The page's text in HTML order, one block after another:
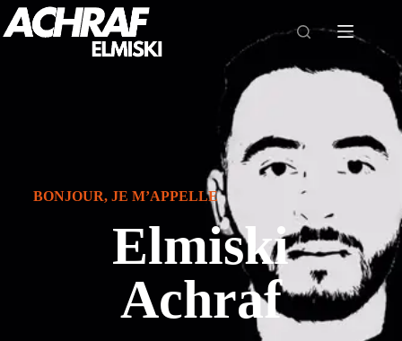
BONJOUR, JE M’APPELLE
Elmiski
Achraf